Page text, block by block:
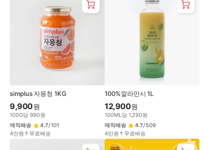
simplus 자몽청 1KG
9,900원
100G당 990원
매직배송
4.7/101
4만원↑무료배송
100%깔라만시 1L
12,900원
100ML당 1,290원
매직배송
4.7/509
4만원↑무료배송